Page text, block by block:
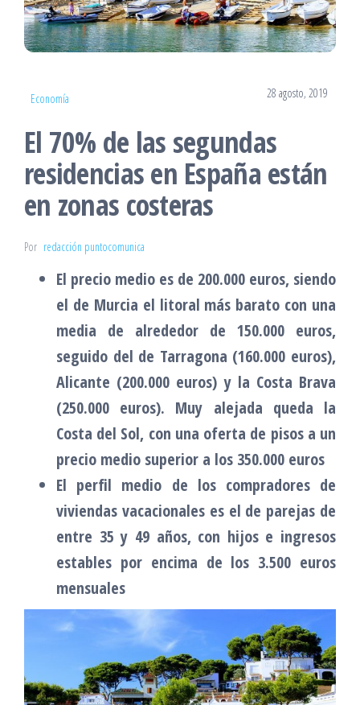
Economía 28 agosto, 2019
El 70% de las segundas
residencias en España están
en zonas costeras
Por redacción puntocomunica
El precio medio es de 200.000 euros, siendo
el de Murcia el litoral más barato con una
media de alrededor de 150.000 euros,
seguido del de Tarragona (160.000 euros),
Alicante (200.000 euros) y la Costa Brava
(250.000 euros). Muy alejada queda la
Costa del Sol, con una oferta de pisos a un
precio medio superior a los 350.000 euros
El perfil medio de los compradores de
viviendas vacacionales es el de parejas de
entre 35 y 49 años, con hijos e ingresos
estables por encima de los 3.500 euros
mensuales